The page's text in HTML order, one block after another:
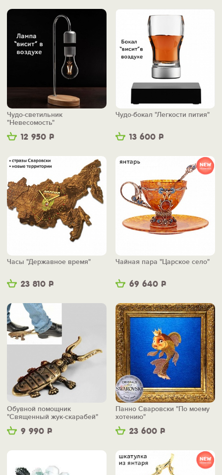
12 950 Р
Чудо-светильник
"Невесомость"
13 600 Р
Чудо-бокал "Легкости пития"
23 810 Р
Часы "Державное время"
69 640 Р
Чайная пара "Царское село"
9 990 Р
Обувной помощник
"Священный жук-скарабей"
23 600 Р
Панно Сваровски "По моему
хотению"